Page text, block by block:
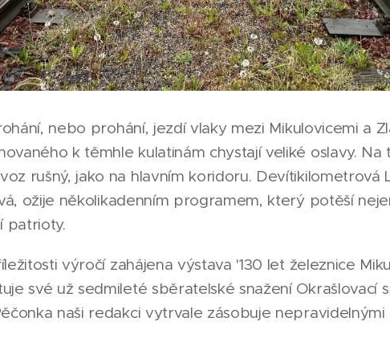
nebo prohání, jezdí vlaky mezi Mikulovicemi a
k těmhle kulatinám chystají veliké oslavy. Na
rušný, jako na hlavním koridoru. Devítikilometrová
ožije několikadenním programem, který potěší
patrioty.
výročí zahájena výstava '130 let železnice
své už sedmileté sběratelské snažení Okrašlovací
naši redakci vytrvale zásobuje nepravidelnými